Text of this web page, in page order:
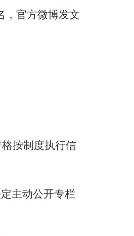
，官方微博发文
格按制度执行信
主动公开专栏